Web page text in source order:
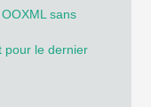
sans
pour le dernier